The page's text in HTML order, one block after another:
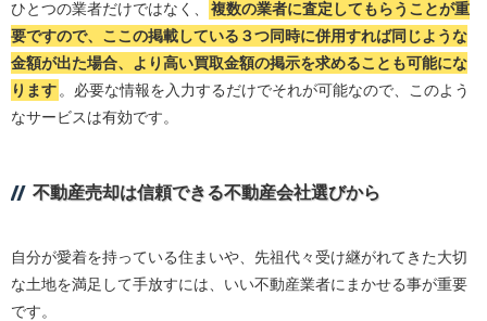
ひとつの業者だけではなく、
複数の業者に査定してもらうことが重
要ですので、ここの掲載している３つ同時に併用すれば同じような
金額が出た場合、より高い買取金額の掲示を求めることも可能にな
ります 。必要な情報を入力するだけでそれが可能なので、このよう
なサービスは有効です。
不動産売却は信頼できる不動産会社選びから
自分が愛着を持っている住まいや、先祖代々受け継がれてきた大切
な土地を満足して手放すには、いい不動産業者にまかせる事が重要
です。